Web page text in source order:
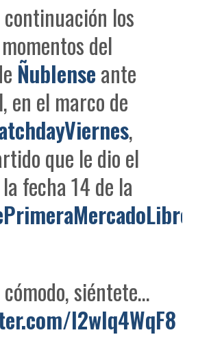
continuación los
del
Ñublenseante
en el marco de
,
que le dio el
fecha 14 de la
siéntete…
I2wIq4WqF8